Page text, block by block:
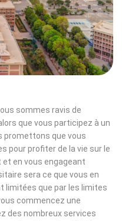
sommes ravis de
que vous participez à un
promettons que vous
pour profiter de la vie sur le
en vous engageant
sera ce que vous en
limitées que par les limites
commencez une
des nombreux services